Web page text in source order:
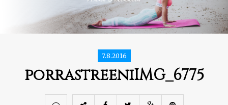
7.8.2016
porrastreeniIMG_6775